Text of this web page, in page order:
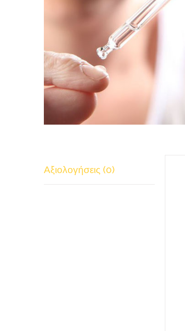
Αξιολογήσεις (0)